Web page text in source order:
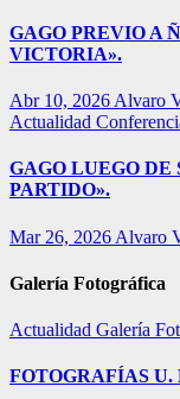
GAGO PREVIO A
VICTORIA».
Abr 10, 2026 Alvaro
Actualidad
GAGO LUEGO DE
PARTIDO».
Mar 26, 2026 Alvaro
Galería Fotográfica
Actualidad Galería
FOTOGRAFÍAS